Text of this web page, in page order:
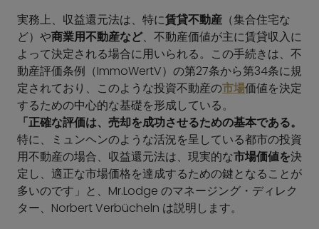
実務上、収益還元法は、特に賃貸不動産 （集合住宅な
ど）や商業用不動産など、不動産価値が主に賃貸収入に
よって決定される場合に用いられる。この手続きは、不
動産評価条例（ImmoWertV）の第27条から第34条に規
定されており、このような投資不動産の市場価値を決定
するための中心的な基礎を形成している。
「正確な評価は、売却を成功させるための基本である。
特に、ミュンヘンのような活況を呈している都市の投資
用不動産の場合、収益還元法は、現実的な市場価値を決
定し、適正な市場価格を達成するための鍵となることが
多いのです」と、Mr.Lodge のマネージング・ディレク
ター、Norbert Verbücheln は説明します。